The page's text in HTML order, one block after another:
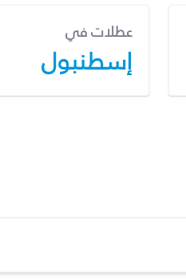
عطلات في
إسطنبول